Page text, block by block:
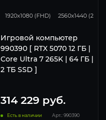
3840x2160 (4K)
1920x1080 (FHD) 2560x1440 (2K)
Игровой компьютер
990390 [ RTX 5070 12 ГБ |
Core Ultra 7 265K | 64 ГБ |
2 ТБ SSD ]
314 229руб.
Есть в наличии Арт.: 990390